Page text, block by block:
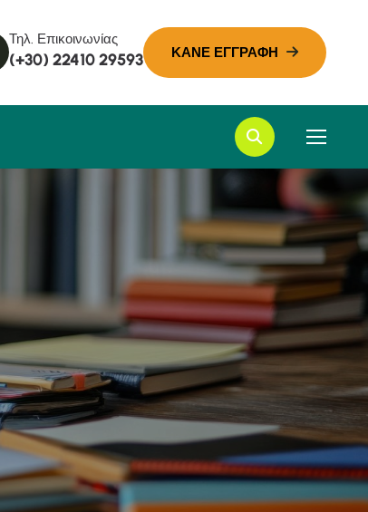
Τηλ. Επικοινωνίας
(+30) 22410 29593